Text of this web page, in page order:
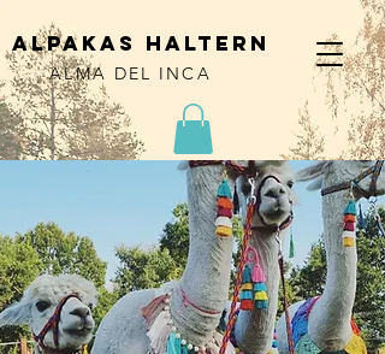
alpakas haltern
ALMA DEL INCA